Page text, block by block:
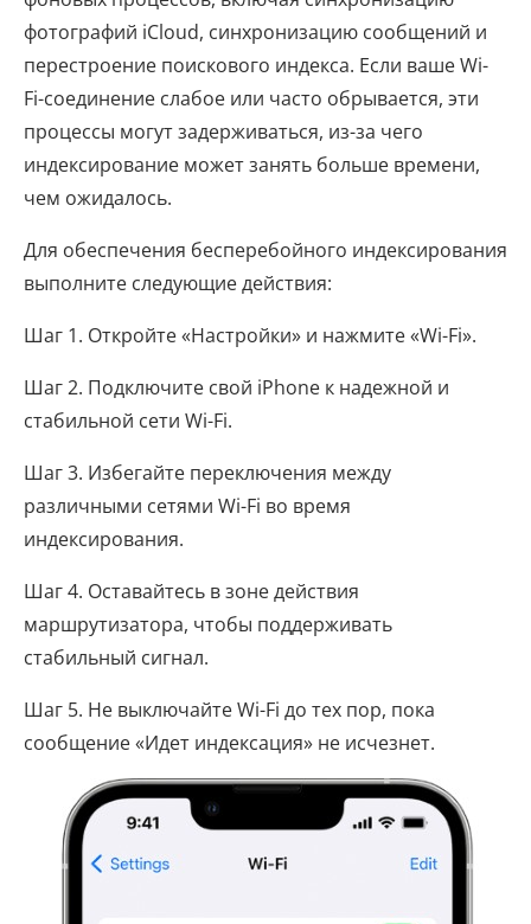
фотографий iCloud, синхронизацию сообщений и
перестроение поискового индекса. Если ваше Wi-
Fi-соединение слабое или часто обрывается, эти
процессы могут задерживаться, из-за чего
индексирование может занять больше времени,
чем ожидалось.
Для обеспечения бесперебойного индексирования
выполните следующие действия:
Шаг 1. Откройте «Настройки» и нажмите «Wi-Fi».
Шаг 2. Подключите свой iPhone к надежной и
стабильной сети Wi-Fi.
Шаг 3. Избегайте переключения между
различными сетями Wi-Fi во время
индексирования.
Шаг 4. Оставайтесь в зоне действия
маршрутизатора, чтобы поддерживать
стабильный сигнал.
Шаг 5. Не выключайте Wi-Fi до тех пор, пока
сообщение «Идет индексация» не исчезнет.